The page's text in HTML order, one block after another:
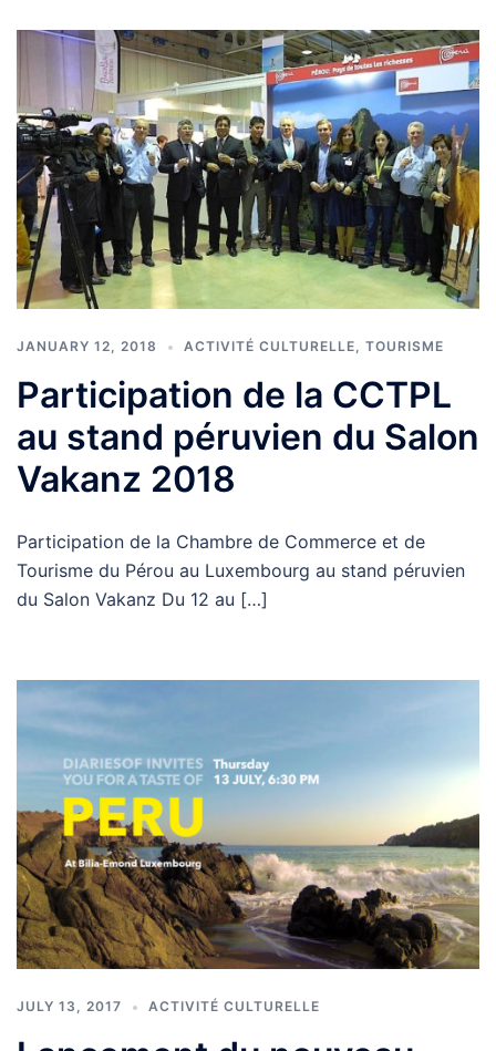
JANUARY 12, 2018 ACTIVITÉ CULTURELLE TOURISME
Participation de la CCTPL
au stand péruvien du Salon
Vakanz 2018
Participation de la Chambre de Commerce et de
Tourisme du Pérou au Luxembourg au stand péruvien
du Salon Vakanz Du 12 au […]
JULY 13, 2017 ACTIVITÉ CULTURELLE